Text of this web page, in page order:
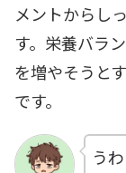
メントからし
す。栄養バラ
を増やそうと
です。
う